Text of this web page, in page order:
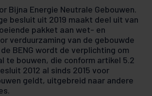
Bijna Energie Neutrale Gebouwen.
besluit uit 2019 maakt deel uit van
pakket aan wet- en
verduurzaming van de gebouwde
BENG wordt de verplichting om
te bouwen, die conform artikel 5.2
2012 al sinds 2015 voor
geldt, uitgebreid naar andere